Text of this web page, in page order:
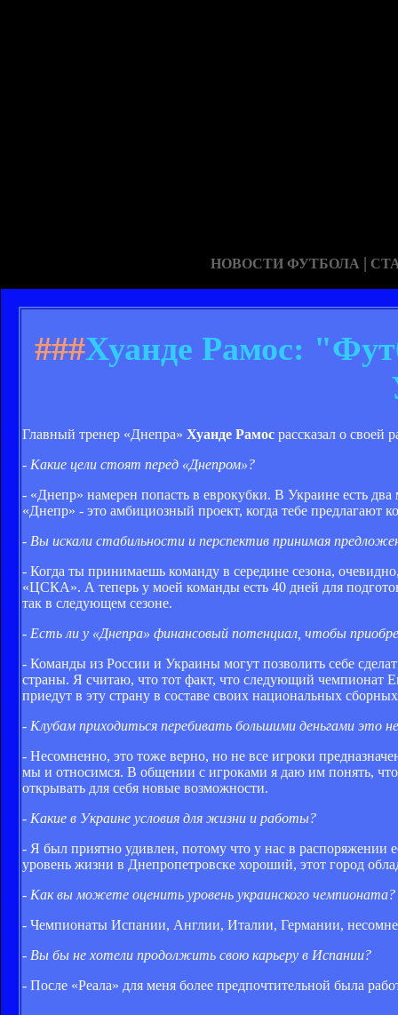
НОВОСТИ ФУТБОЛА |
###Хуанде Рамос:
Главный тренер «Днепра» Хуанде Рамос рассказал о своей
- Какие цели стоят перед «Днепром»?
- «Днепр» намерен попасть в еврокубки. В Украине есть
«Днепр» - это амбициозный проект, когда тебе предлагают
- Вы искали стабильности и перспектив принимая
- Когда ты принимаешь команду в середине сезона,
«ЦСКА». А теперь у моей команды есть 40 дней для
так в следующем сезоне.
- Есть ли у «Днепра» финансовый потенциал, чтобы
- Команды из России и Украины могут позволить себе
страны. Я считаю, что тот факт, что следующий чемпионат
приедут в эту страну в составе своих национальных
- Клубам приходиться перебивать большими деньгами это
- Несомненно, это тоже верно, но не все игроки
мы и относимся. В общении с игроками я даю им понять,
открывать для себя новые возможности.
- Какие в Украине условия для жизни и работы?
- Я был приятно удивлен, потому что у нас в распоряжении
уровень жизни в Днепропетровске хороший, этот город
- Как вы можете оценить уровень украинского чемпионата?
- Чемпионаты Испании, Англии, Италии, Германии,
- Вы бы не хотели продолжить свою карьеру в Испании?
- После «Реала» для меня более предпочтительной была